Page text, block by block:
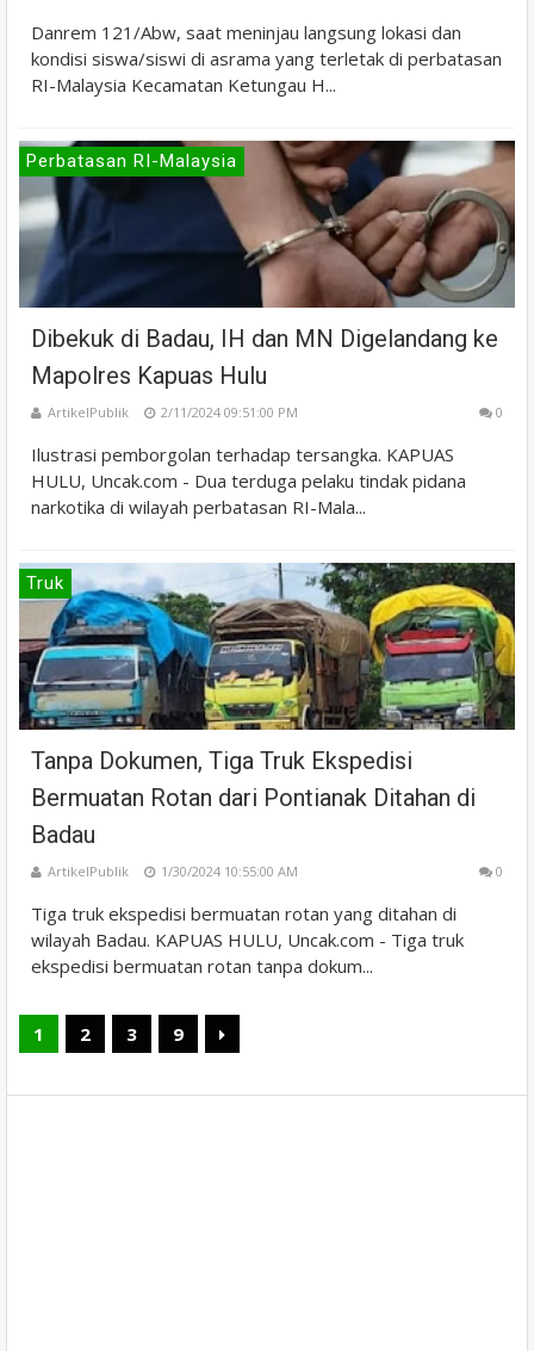
Danrem 121/Abw, saat meninjau langsung lokasi dan
kondisi siswa/siswi di asrama yang terletak di perbatasan
RI-Malaysia Kecamatan Ketungau H...
Perbatasan RI-Malaysia
Dibekuk di Badau, IH dan MN Digelandang ke
Mapolres Kapuas Hulu
ArtikelPublik 2/11/2024 09:51:00 PM 0
Ilustrasi pemborgolan terhadap tersangka. KAPUAS
HULU, Uncak.com - Dua terduga pelaku tindak pidana
narkotika di wilayah perbatasan RI-Mala...
Truk
Tanpa Dokumen, Tiga Truk Ekspedisi
Bermuatan Rotan dari Pontianak Ditahan di
Badau
ArtikelPublik 1/30/2024 10:55:00 AM 0
Tiga truk ekspedisi bermuatan rotan yang ditahan di
wilayah Badau. KAPUAS HULU, Uncak.com - Tiga truk
ekspedisi bermuatan rotan tanpa dokum...
1 2 3 9